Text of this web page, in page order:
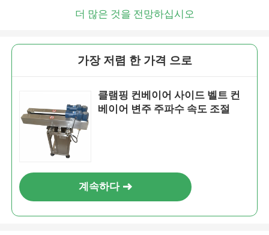
더 많은 것을 전망하십시오
가장 저렴 한 가격 으로
클램핑 컨베이어 사이드 벨트 컨
베이어 변주 주파수 속도 조절
계속하다